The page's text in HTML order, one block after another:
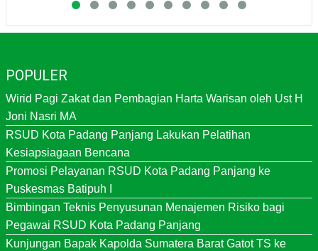
POPULER
Wirid Pagi Zakat dan Pembagian Harta Warisan oleh Ust H
Joni Nasri MA
RSUD Kota Padang Panjang Lakukan Pelatihan
Kesiapsiagaan Bencana
Promosi Pelayanan RSUD Kota Padang Panjang ke
Puskesmas Batipuh I
Bimbingan Teknis Penyusunan Menajemen Risiko bagi
Pegawai RSUD Kota Padang Panjang
Kunjungan Bapak Kapolda Sumatera Barat Gatot TS ke